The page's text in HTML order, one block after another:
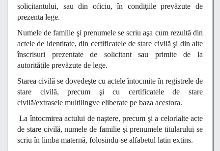
solicitantului, sau din oficiu, în condiţiile prevăzute de
prezenta lege.
Numele de familie şi prenumele se scriu aşa cum rezultă din
actele de identitate, din certificatele de stare civilă şi din alte
înscrisuri prezentate de solicitant sau primite de la
autorităţile prevăzute de lege.
Starea civilă se dovedeşte cu actele întocmite în registrele de
stare civilă, precum şi cu certificatele de stare
civilă/extrasele multilingve eliberate pe baza acestora.
La întocmirea actului de naştere, precum şi a celorlalte acte
de stare civilă, numele de familie şi prenumele titularului se
scriu în limba maternă, folosindu-se alfabetul latin extins.